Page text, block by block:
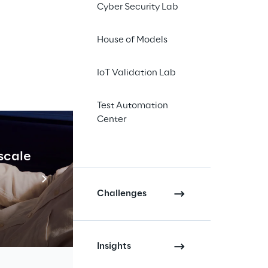
Cyber Security Lab
House of Models
IoT Validation Lab
Test Automation
Center
Challenges
Insights
action game
e la
delle creature
una Chimera
opporsi a questi
di Soulstice, che
artbook
game, presso i